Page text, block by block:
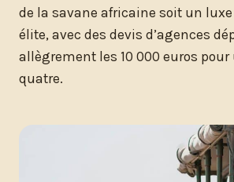
de la savane africaine soit un luxe
élite, avec des devis d’agences
allègrement les 10 000 euros
quatre.